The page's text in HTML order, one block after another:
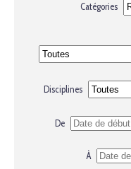
Catégories
Disciplines
De
À